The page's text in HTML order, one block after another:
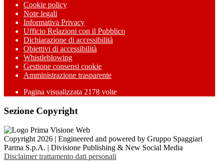
Cookie policy
Note legali
Informativa Privacy
Ufficio Relazioni con il Pubblico
Dichiarazione di accessibilità
Obiettivi di accessibilità
Whistleblowing
Gestione consensi cookie
Amministrazione trasparente
Pagina visualizzata 2178 volte
Sezione Copyright
Copyright 2026 | Engineered and powered by Gruppo Spaggiari
Parma S.p.A. | Divisione Publishing & New Social Media
Disclaimer trattamento dati personali